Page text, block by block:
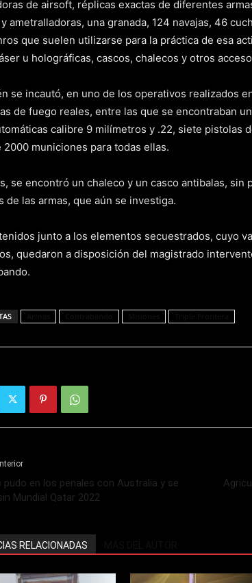
de airsoft, réplicas exactas de diferentes
ametralladoras, una granada, 124 navajas, 46
que suelen utilizarse para la práctica de esa
u holográficas, cascos, chalecos y otros
se incautó, en uno de los operativos realizados
de fuego reales, entre las que se encontraban
calibre 9 milímetros y .22, siete pistolas
2000 municiones para todas ellas.
se encontró un chaleco y un casco antibalas, sin
de las armas, que aún se investiga.
junto a los elementos secuestrados, cuyo
quedaron a disposición del magistrado
pudo en los penales con Australia y se
Mundial Qatar 2022
RELACIONADAS